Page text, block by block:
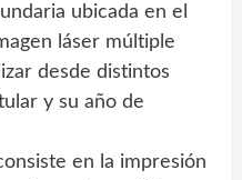
ubicada en el
láser múltiple
desde distintos
y su año de
en la impresión